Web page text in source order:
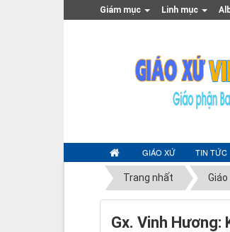
Giám mục Linh mục
GIÁO XỨ TIN TỨC
Trang nhất
Gx. Vinh